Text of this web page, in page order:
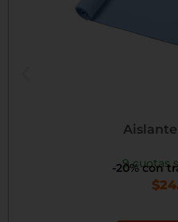
9 cuotas
-20% con
$